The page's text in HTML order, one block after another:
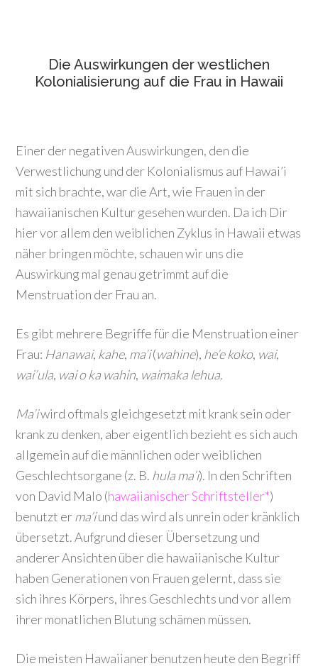
Die Auswirkungen der westlichen
Kolonialisierung auf die Frau in Hawaii
Einer der negativen Auswirkungen, den die
Verwestlichung und der Kolonialismus auf Hawai’i
mit sich brachte, war die Art, wie Frauen in der
hawaiianischen Kultur gesehen wurden. Da ich Dir
hier vor allem den weiblichen Zyklus in Hawaii etwas
näher bringen möchte, schauen wir uns die
Auswirkung mal genau getrimmt auf die
Menstruation der Frau an.
Es gibt mehrere Begriffe für die Menstruation einer
Frau: Hanawai, kahe, ma’i(wahine), he’e koko, wai,
wai’ula, wai o ka wahin, waimaka lehua.
Ma’iwird oftmals gleichgesetzt mit krank sein oder
krank zu denken, aber eigentlich bezieht es sich auch
allgemein auf die männlichen oder weiblichen
Geschlechtsorgane (z. B. hula ma’i). In den Schriften
von David Malo (hawaiianischer Schriftsteller*)
benutzt erma’iund das wird als unrein oder kränklich
übersetzt. Aufgrund dieser Übersetzung und
anderer Ansichten über die hawaiianische Kultur
haben Generationen von Frauen gelernt, dass sie
sich ihres Körpers, ihres Geschlechts und vor allem
ihrer monatlichen Blutung schämen müssen.
Die meisten Hawaiianer benutzen heute den Begriff